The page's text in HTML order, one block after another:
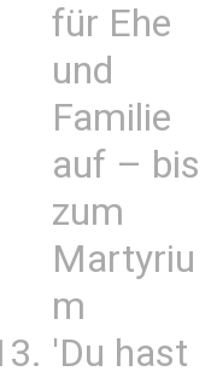
für Ehe
und
Familie
auf – bis
zum
Martyriu
m
'Du hast